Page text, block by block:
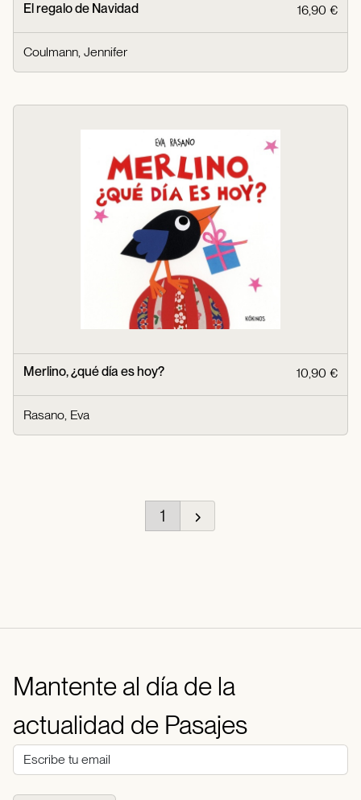
El regalo de Navidad 16,90 €
Coulmann, Jennifer
Merlino, ¿qué día es hoy? 10,90 €
Rasano, Eva
1
Mantente al día de la
actualidad de Pasajes